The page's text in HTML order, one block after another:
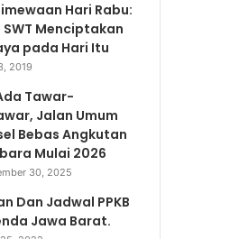
Hari Rabu:
SWT Menciptakan
pada Hari Itu
2019
Tawar-
Jalan Umum
Bebas Angkutan
Mulai 2026
30, 2025
Dan Jadwal PPKB
Jawa Barat.